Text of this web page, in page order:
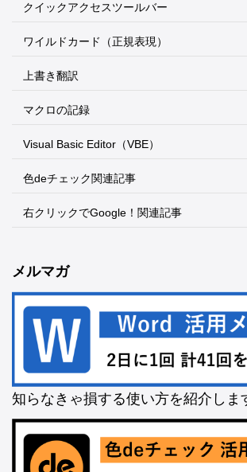
クイックアクセスツールバー
ワイルドカード（正規表現）
上書き翻訳
マクロの記録
Visual Basic Editor（VBE）
色deチェック関連記事
右クリックでGoogle！関連記事
メルマガ
知らなきゃ損する使い方を紹介しま